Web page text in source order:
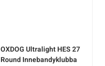
OXDOGUltralight HES 27
Round Innebandyklubba